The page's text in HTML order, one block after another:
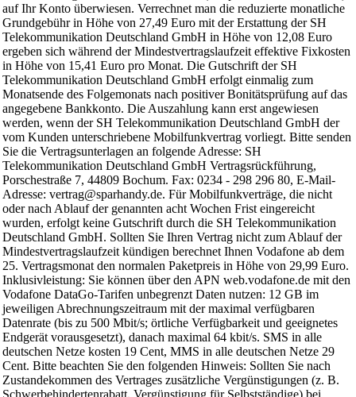
auf Ihr Konto überwiesen. Verrechnet man die reduzierte monatliche
Grundgebühr in Höhe von 27,49 Euro mit der Erstattung der SH
Telekommunikation Deutschland GmbH in Höhe von 12,08 Euro
ergeben sich während der Mindestvertragslaufzeit effektive Fixkosten
in Höhe von 15,41 Euro pro Monat. Die Gutschrift der SH
Telekommunikation Deutschland GmbH erfolgt einmalig zum
Monatsende des Folgemonats nach positiver Bonitätsprüfung auf das
angegebene Bankkonto. Die Auszahlung kann erst angewiesen
werden, wenn der SH Telekommunikation Deutschland GmbH der
vom Kunden unterschriebene Mobilfunkvertrag vorliegt. Bitte senden
Sie die Vertragsunterlagen an folgende Adresse: SH
Telekommunikation Deutschland GmbH Vertragsrückführung,
Porschestraße 7, 44809 Bochum. Fax: 0234 - 298 296 80, E-Mail-
Adresse: vertrag@sparhandy.de. Für Mobilfunkverträge, die nicht
oder nach Ablauf der genannten acht Wochen Frist eingereicht
wurden, erfolgt keine Gutschrift durch die SH Telekommunikation
Deutschland GmbH. Sollten Sie Ihren Vertrag nicht zum Ablauf der
Mindestvertragslaufzeit kündigen berechnet Ihnen Vodafone ab dem
25. Vertragsmonat den normalen Paketpreis in Höhe von 29,99 Euro.
Inklusivleistung: Sie können über den APN web.vodafone.de mit den
Vodafone DataGo-Tarifen unbegrenzt Daten nutzen: 12 GB im
jeweiligen Abrechnungszeitraum mit der maximal verfügbaren
Datenrate (bis zu 500 Mbit/s; örtliche Verfügbarkeit und geeignetes
Endgerät vorausgesetzt), danach maximal 64 kbit/s. SMS in alle
deutschen Netze kosten 19 Cent, MMS in alle deutschen Netze 29
Cent. Bitte beachten Sie den folgenden Hinweis: Sollten Sie nach
Zustandekommen des Vertrages zusätzliche Vergünstigungen (z. B.
Schwerbehindertenrabatt, Vergünstigung für Selbstständige) bei